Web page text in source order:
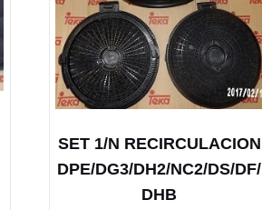
SET 1/N RECIRCULACION
DPE/DG3/DH2/NC2/DS/DF/
DHB